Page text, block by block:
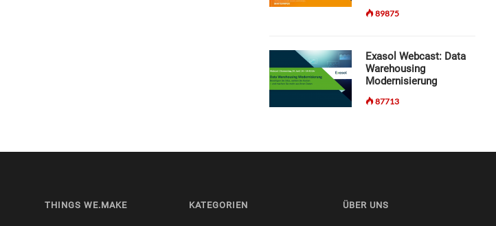
89875
Exasol Webcast: Data
Warehousing
Modernisierung
87713
THINGS WE.MAKE KATEGORIEN ÜBER UNS